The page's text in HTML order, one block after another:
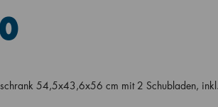
54,5x43,6x56 cm mit 2 Schubladen,